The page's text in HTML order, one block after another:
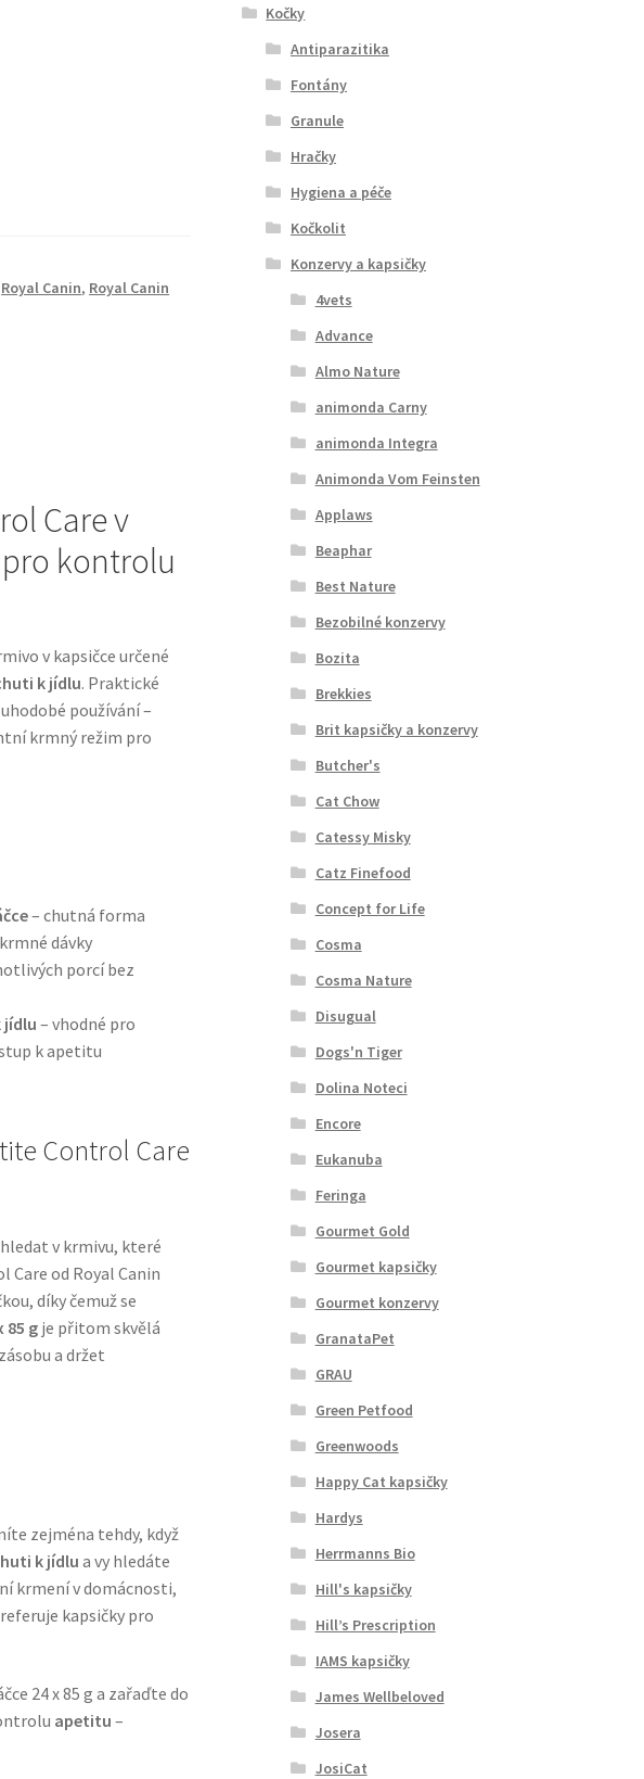
Royal Canin, Royal Canin
Care v
pro kontrolu
v kapsičce určené
k jídlu. Praktické
používání –
krmný režim pro
– chutná forma
dávky
porcí bez
jídlu– vhodné pro
k apetitu
Control Care
v krmivu, které
Care od Royal Canin
díky čemuž se
85 gje přitom skvělá
a držet
zejména tehdy, když
k jídlua vy hledáte
krmení v domácnosti,
kapsičky pro
24 x 85 g a zařaďte do
apetitu –
Kočky
Antiparazitika
Fontány
Granule
Hračky
Hygiena a péče
Kočkolit
Konzervy a kapsičky
4vets
Advance
Almo Nature
animonda Carny
animonda Integra
Animonda Vom Feinsten
Applaws
Beaphar
Best Nature
Bezobilné konzervy
Bozita
Brekkies
Brit kapsičky a konzervy
Butcher's
Cat Chow
Catessy Misky
Catz Finefood
Concept for Life
Cosma
Cosma Nature
Disugual
Dogs'n Tiger
Dolina Noteci
Encore
Eukanuba
Feringa
Gourmet Gold
Gourmet kapsičky
Gourmet konzervy
GranataPet
GRAU
Green Petfood
Greenwoods
Happy Cat kapsičky
Hardys
Herrmanns Bio
Hill's kapsičky
Hill’s Prescription
IAMS kapsičky
James Wellbeloved
Josera
JosiCat